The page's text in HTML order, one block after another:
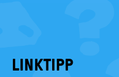
LINKTIPP